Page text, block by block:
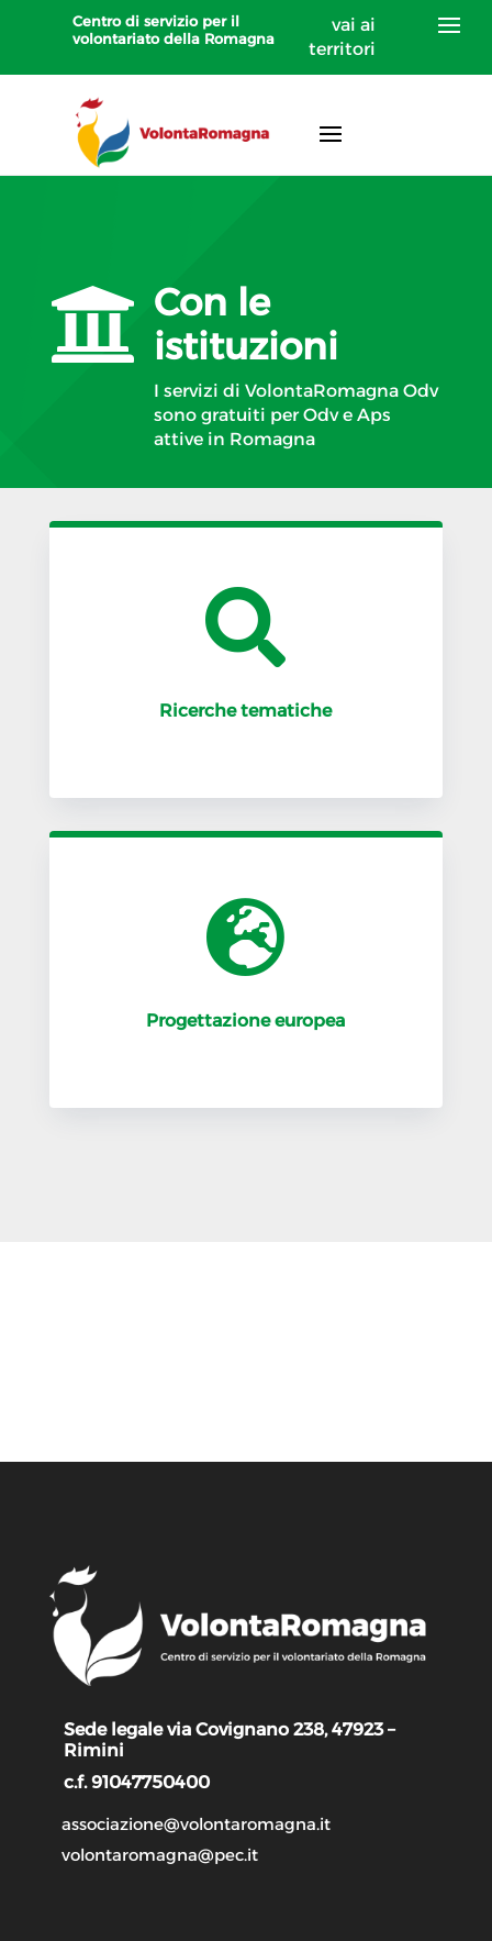
Centro di servizio per il
volontariato della Romagna
vai ai
territori
 Con le
istituzioni
I servizi di VolontaRomagna Odv
sono gratuiti per Odve Aps
attive in Romagna

Ricerche tematiche

Progettazione europea
Sede legale via Covignano 238, 47923 –
Rimini
c.f. 91047750400
associazione@volontaromagna.it
volontaromagna@pec.it